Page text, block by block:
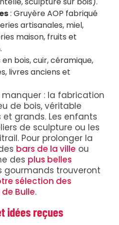
: Gruyère AOP fabriqué
artisanales, miel,
maison, fruits et
bois, cuir, céramique,
livres anciens et
manquer : la fabrication
de bois, véritable
grands. Les enfants
de sculpture ou les
Pour prolonger la
bars de la ville ou
des plus belles
gourmands trouveront
sélection des
Bulle.
idées reçues